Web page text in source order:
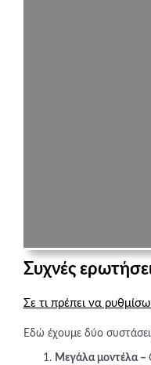
Συχνές
Σε τι πρέπει να
Εδώ έχουμε δύο
Μεγάλα μοντέλα –